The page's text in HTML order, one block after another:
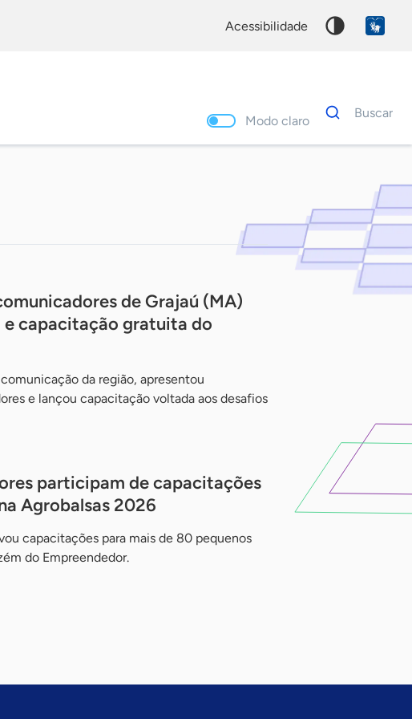
acessibilidade
Modo claro
Dados
para
Buscar
de Grajaú (MA)
capacitação gratuita do
da região, apresentou
e lançou capacitação voltada aos desafios
participam de capacitações
Agrobalsas 2026
capacitações para mais de 80 pequenos
do Empreendedor.